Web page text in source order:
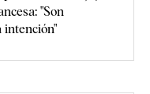
"Son
intención"